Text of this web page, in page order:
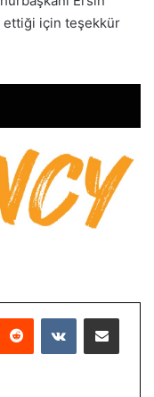
ettiği için teşekkür
Reddit VKontakteE-Posta ile paylaş